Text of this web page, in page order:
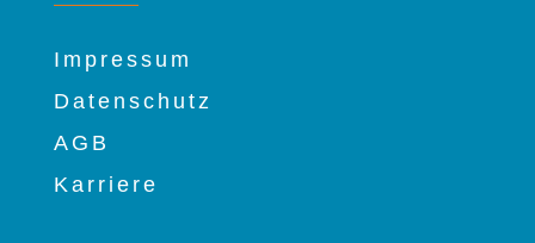
Impressum
Datenschutz
AGB
Karriere